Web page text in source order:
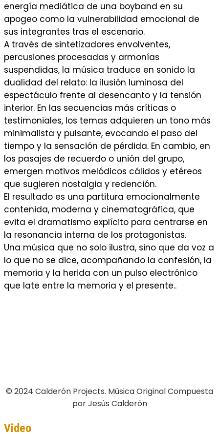
energía mediática de una boyband en su
apogeo como la vulnerabilidad emocional de
sus integrantes tras el escenario.
A través de sintetizadores envolventes,
percusiones procesadas y armonías
suspendidas, la música traduce en sonido la
dualidad del relato: la ilusión luminosa del
espectáculo frente al desencanto y la tensión
interior. En las secuencias más críticas o
testimoniales, los temas adquieren un tono más
minimalista y pulsante, evocando el paso del
tiempo y la sensación de pérdida. En cambio, en
los pasajes de recuerdo o unión del grupo,
emergen motivos melódicos cálidos y etéreos
que sugieren nostalgia y redención.
El resultado es una partitura emocionalmente
contenida, moderna y cinematográfica, que
evita el dramatismo explícito para centrarse en
la resonancia interna de los protagonistas.
Una música que no solo ilustra, sino que da voz a
lo que no se dice, acompañando la confesión, la
memoria y la herida con un pulso electrónico
que late entre la memoria y el presente..
© 2024 Calderón Projects. Música Original Compuesta
por Jesús Calderón
Video